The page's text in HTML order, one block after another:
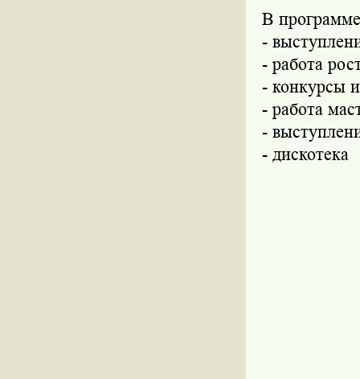
В
-
- работа
- конкурсы
- работа
-
- дискотека